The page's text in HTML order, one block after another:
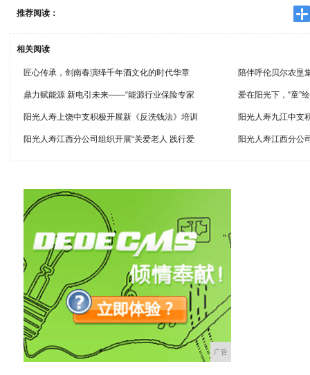
推荐阅读：
相关阅读
匠心传承，剑南春演绎千年酒文化的时代华章 陪伴呼伦贝尔农垦
鼎力赋能源 新电引未来——“能源行业保险专家 爱在阳光下，“童”
阳光人寿上饶中支积极开展新《反洗钱法》培训 阳光人寿九江中支
阳光人寿江西分公司组织开展“关爱老人 践行爱 阳光人寿江西分公
广告